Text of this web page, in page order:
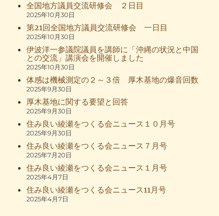
全国地方議員交流研修会 ２日目
2025年10月30日
第21回全国地方議員交流研修会 一日目
2025年10月30日
伊波洋一参議院議員を講師に「沖縄の状況と中国
との交流」講演会を開催しました
2025年10月30日
体感は機械測定の２～３倍 厚木基地の爆音回数
2025年9月30日
厚木基地に関する要望と回答
2025年9月30日
住み良い綾瀬をつくる会ニュース１０月号
2025年9月30日
住み良い綾瀬をつくる会ニュース７月号
2025年7月20日
住み良い綾瀬をつくる会ニュース１月号
2025年4月7日
住み良い綾瀬をつくる会ニュース11月号
2025年4月7日